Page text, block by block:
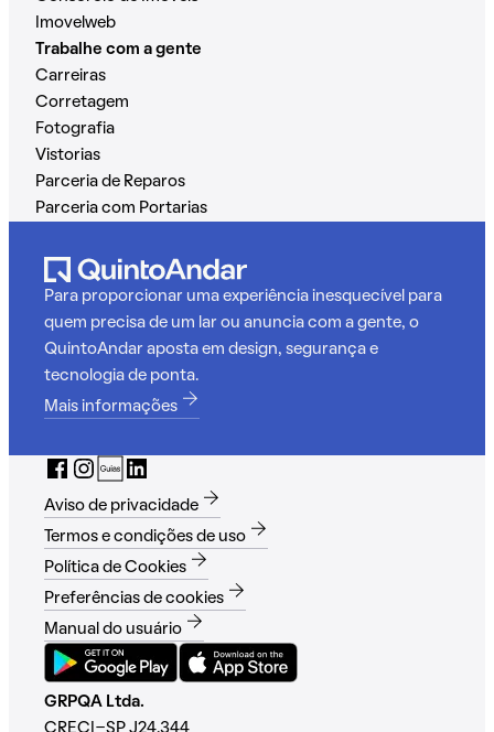
Imovelweb
Trabalhe com a gente
Carreiras
Corretagem
Fotografia
Vistorias
Parceria de Reparos
Parceria com Portarias
Para proporcionar uma experiência inesquecível para
quem precisa de um lar ou anuncia com a gente, o
QuintoAndar aposta em design, segurança e
tecnologia de ponta.
Mais informações
Aviso de privacidade
Termos e condições de uso
Política de Cookies
Preferências de cookies
Manual do usuário
GRPQA Ltda.